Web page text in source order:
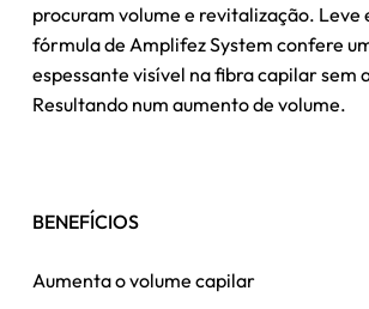
procuram volume e revitalização. Leve
fórmula de Amplifez System confere
espessante visível na fibra capilar sem
Resultando num aumento de volume.
BENEFÍCIOS
Aumenta o volume capilar